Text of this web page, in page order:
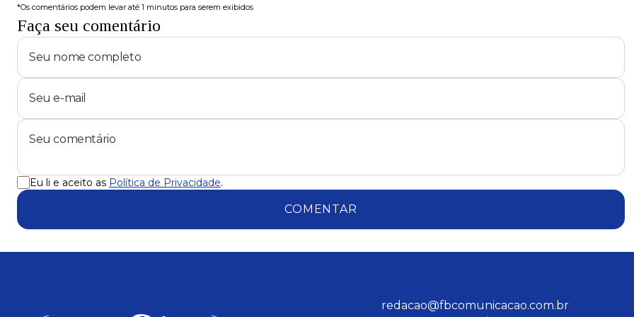
*Os comentários podem levar até 1 minutos para serem exibidos
Faça seu comentário
Eu li e aceito as Política de Privacidade.
COMENTAR
redacao@fbcomunicacao.com.br